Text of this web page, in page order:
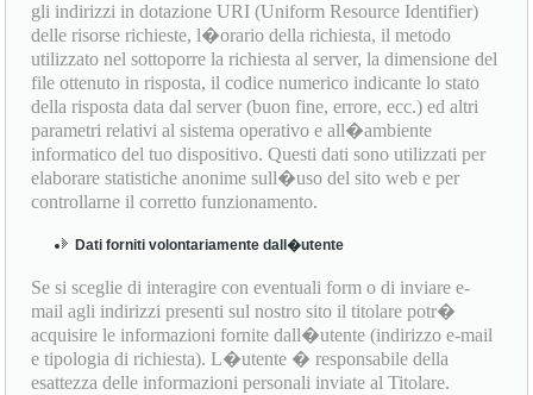
gli indirizzi in dotazione URI (Uniform Resource Identifier)
delle risorse richieste, l�orario della richiesta, il metodo
utilizzato nel sottoporre la richiesta al server, la dimensione del
file ottenuto in risposta, il codice numerico indicante lo stato
della risposta data dal server (buon fine, errore, ecc.) ed altri
parametri relativi al sistema operativo e all�ambiente
informatico del tuo dispositivo. Questi dati sono utilizzati per
elaborare statistiche anonime sull�uso del sito web e per
controllarne il corretto funzionamento.
Dati forniti volontariamente dall�utente
Se si sceglie di interagire con eventuali form o di inviare e-
mail agli indirizzi presenti sul nostro sito il titolare potr�
acquisire le informazioni fornite dall�utente (indirizzo e-mail
e tipologia di richiesta). L�utente � responsabile della
esattezza delle informazioni personali inviate al Titolare.